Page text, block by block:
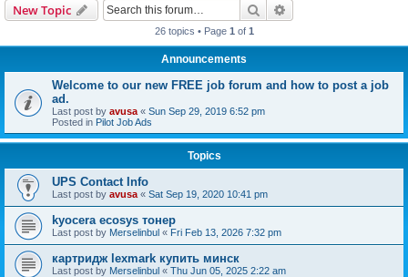
New Topic Search
26 topics • Page 1 of 1
Announcements
Welcome to our new FREE job forum and how to post a job
ad.
Last post by avusa « Sun Sep 29, 2019 6:52 pm
Posted in Pilot Job Ads
Topics
UPS Contact Info
Last post by avusa « Sat Sep 19, 2020 10:41 pm
kyocera ecosys тонер
Last post by Merselinbul « Fri Feb 13, 2026 7:32 pm
картридж lexmark купить минск
Last post by Merselinbul « Thu Jun 05, 2025 2:22 am